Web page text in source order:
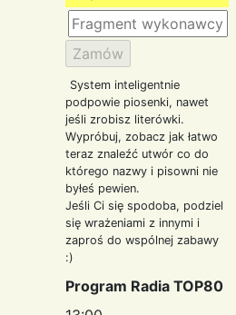
System inteligentnie
podpowie piosenki, nawet
jeśli zrobisz literówki.
Wypróbuj, zobacz jak łatwo
teraz znaleźć utwór co do
którego nazwy i pisowni nie
byłeś pewien.
Jeśli Ci się spodoba, podziel
się wrażeniami z innymi i
zaproś do wspólnej zabawy
:)
Program Radia TOP80